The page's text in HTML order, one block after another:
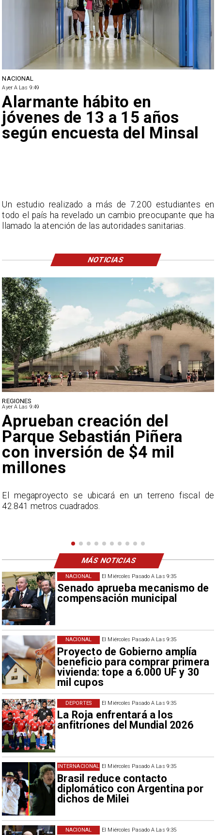
El Miércoles Pasado A Las 9:35
Senado aprueba mecanismo de
compensación municipal
NACIONAL
El Miércoles Pasado A Las 9:35
Proyecto de Gobierno amplía
beneficio para comprar primera
vivienda: tope a 6.000 UF y 30
mil cupos
NACIONAL
El Miércoles Pasado A Las 9:35
La Roja enfrentará a los
anfitriones del Mundial 2026
DEPORTES
El Miércoles Pasado A Las 9:35
Brasil reduce contacto
diplomático con Argentina por
dichos de Milei
INTERNACIONAL
El Miércoles Pasado A Las 9:35
NACIONAL
DEPORTES
Ayer A Las 9:49
Claudio Bravo baja la
euforia sobre fichaje de
Vozinha
En el programa ESPN F90 Chile, Claudio Bravo ofrece
una visión más moderada sobre las expectativas del
NACIONAL
Ayer A Las 9:49
Alarmante hábito en
jóvenes de 13 a 15 años
según encuesta del Minsal
Un estudio realizado a más de 7.200 estudiantes en
todo el país ha revelado un cambio preocupante que ha
llamado la atención de las autoridades sanitarias.
NOTICIAS
MÁS NOTICIAS